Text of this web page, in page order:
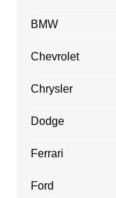
BMW
Chevrolet
Chrysler
Dodge
Ferrari
Ford